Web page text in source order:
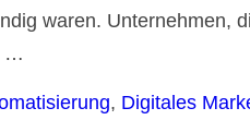
waren. Unternehmen,
…
, Digitales